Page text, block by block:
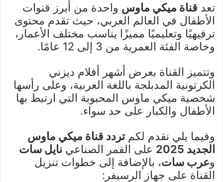
تعد قناة ميكي ماوس واحدة من أبرز قنوات
الأطفال في العالم العربي، حيث تقدم محتوى
ترفيهيًا وتعليميًا مميزًا يناسب مختلف الأعمار،
وخاصة الفئة العمرية من 3 إلى 12 عامًا.
وتتميز القناة بعرض أشهر أفلام ديزني
الكرتونية المدبلجة باللغة العربية، وعلى رأسها
شخصية ميكي ماوس المحبوبة التي ارتبط بها
الأطفال والكبار على حد سواء.
وفيما يلي نقدم لكمتردد قناة ميكي ماوس
الجديد 2025
على القمر الصناعي نايل سات
وعرب سات، بالإضافة إلى خطوات تنزيل
القناة على جهاز الرسيفر: